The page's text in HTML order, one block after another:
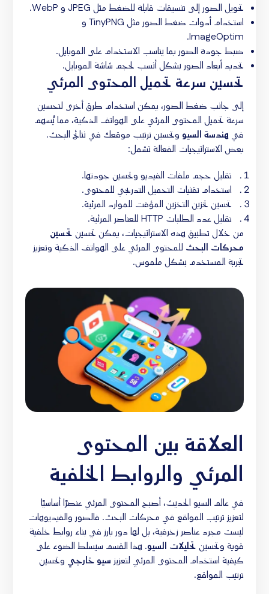
تحويل الصور إلى تنسيقات قابلة للضغط مثل JPEG و WebP.
استخدام أدوات ضغط الصور مثل TinyPNG و
ImageOptim.
ضبط جودة الصور بما يناسب الاستخدام على الموبايل.
تحديد أبعاد الصور بشكل أنسب لحجم شاشة الموبايل.
تحسين سرعة تحميل المحتوى المرئي
إلى جانب ضغط الصور، يمكن استخدام طرق أخرى لتحسين
سرعة تحميل المحتوى المرئي على الهواتف الذكية، مما يُسهم
في هندسة السيو وتحسين ترتيب موقعك في نتائج البحث.
بعض الاستراتيجيات الفعالة تشمل:
تقليل حجم ملفات الفيديو وتحسين جودتها.
استخدام تقنيات التحميل التدريجي للمحتوى.
تحسين تخزين التخزين المؤقت للموارد المرئية.
تقليل عدد الطلبات HTTP للعناصر المرئية.
من خلال تطبيق هذه الاستراتيجيات، يمكن تحسين تحسين
محركات البحث للمحتوى المرئي على الهواتف الذكية وتعزيز
تجربة المستخدم بشكل ملموس.
العلاقة بين المحتوى
المرئي والروابط الخلفية
في عالم السيو الحديث، أصبح المحتوى المرئي عنصرًا أساسيًا
لتعزيز ترتيب المواقع في محركات البحث. فالصور والفيديوهات
ليست مجرد عناصر زخرفية، بل لها دور بارز في بناء روابط خلفية
قوية وتحسين تحليلات السيو. هذا القسم سيسلط الضوء على
كيفية استخدام المحتوى المرئي لتعزيزسيو خارجي وتحسين
ترتيب المواقع.